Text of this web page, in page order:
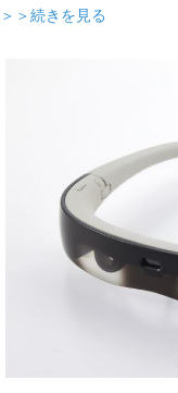
＞＞続きを見る